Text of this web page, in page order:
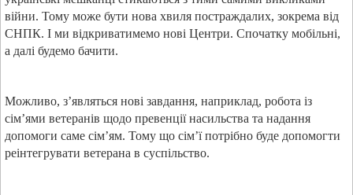
війни. Тому може бути нова хвиля постраждалих, зокрема від
СНПК. І ми відкриватимемо нові Центри. Спочатку мобільні,
а далі будемо бачити.
Можливо, з’являться нові завдання, наприклад, робота із
сім’ями ветеранів щодо превенції насильства та надання
допомоги саме сім’ям. Тому що сім’ї потрібно буде допомогти
реінтегрувати ветерана в суспільство.